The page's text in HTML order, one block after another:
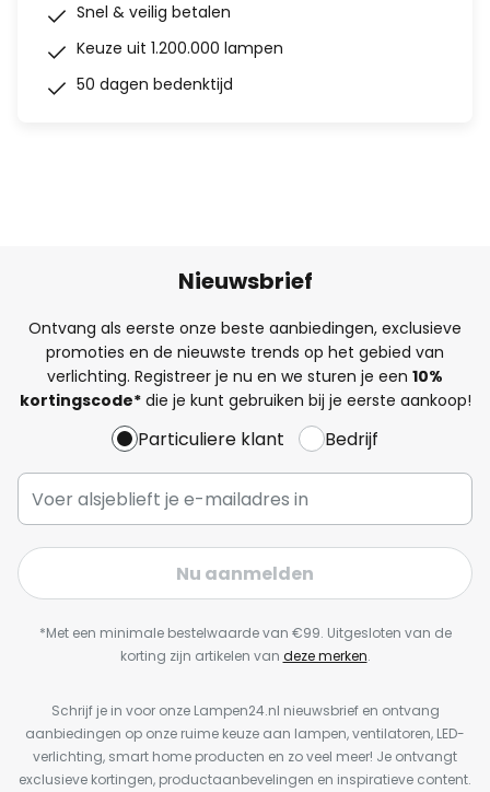
Snel & veilig betalen
Keuze uit 1.200.000 lampen
50 dagen bedenktijd
Nieuwsbrief
Ontvang als eerste onze beste aanbiedingen, exclusieve
promoties en de nieuwste trends op het gebied van
verlichting. Registreer je nu en we sturen je een 10%
kortingscode*die je kunt gebruiken bij je eerste aankoop!
Particuliere klant Bedrijf
Nu aanmelden
*Met een minimale bestelwaarde van €99. Uitgesloten van de
korting zijn artikelen van deze merken.
Schrijf je in voor onze Lampen24.nl nieuwsbrief en ontvang
aanbiedingen op onze ruime keuze aan lampen, ventilatoren, LED-
verlichting, smart home producten en zo veel meer! Je ontvangt
exclusieve kortingen, productaanbevelingen en inspiratieve content.